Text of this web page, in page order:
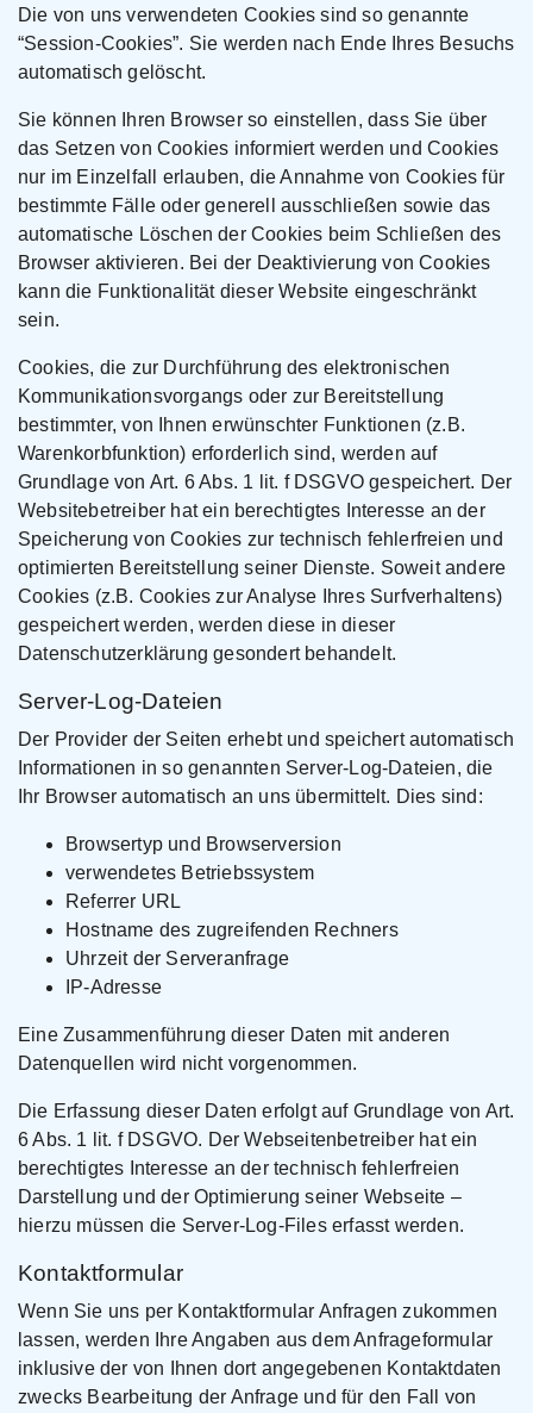
Die von uns verwendeten Cookies sind so genannte
“Session-Cookies”. Sie werden nach Ende Ihres Besuchs
automatisch gelöscht.
Sie können Ihren Browser so einstellen, dass Sie über
das Setzen von Cookies informiert werden und Cookies
nur im Einzelfall erlauben, die Annahme von Cookies für
bestimmte Fälle oder generell ausschließen sowie das
automatische Löschen der Cookies beim Schließen des
Browser aktivieren. Bei der Deaktivierung von Cookies
kann die Funktionalität dieser Website eingeschränkt
sein.
Cookies, die zur Durchführung des elektronischen
Kommunikationsvorgangs oder zur Bereitstellung
bestimmter, von Ihnen erwünschter Funktionen (z.B.
Warenkorbfunktion) erforderlich sind, werden auf
Grundlage von Art. 6 Abs. 1 lit. f DSGVO gespeichert. Der
Websitebetreiber hat ein berechtigtes Interesse an der
Speicherung von Cookies zur technisch fehlerfreien und
optimierten Bereitstellung seiner Dienste. Soweit andere
Cookies (z.B. Cookies zur Analyse Ihres Surfverhaltens)
gespeichert werden, werden diese in dieser
Datenschutzerklärung gesondert behandelt.
Server-Log-Dateien
Der Provider der Seiten erhebt und speichert automatisch
Informationen in so genannten Server-Log-Dateien, die
Ihr Browser automatisch an uns übermittelt. Dies sind:
Browsertyp und Browserversion
verwendetes Betriebssystem
Referrer URL
Hostname des zugreifenden Rechners
Uhrzeit der Serveranfrage
IP-Adresse
Eine Zusammenführung dieser Daten mit anderen
Datenquellen wird nicht vorgenommen.
Die Erfassung dieser Daten erfolgt auf Grundlage von Art.
6 Abs. 1 lit. f DSGVO. Der Webseitenbetreiber hat ein
berechtigtes Interesse an der technisch fehlerfreien
Darstellung und der Optimierung seiner Webseite –
hierzu müssen die Server-Log-Files erfasst werden.
Kontaktformular
Wenn Sie uns per Kontaktformular Anfragen zukommen
lassen, werden Ihre Angaben aus dem Anfrageformular
inklusive der von Ihnen dort angegebenen Kontaktdaten
zwecks Bearbeitung der Anfrage und für den Fall von